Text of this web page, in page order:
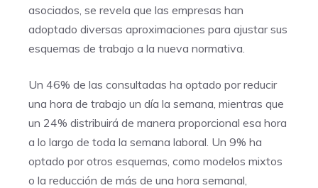
asociados, se revela que las empresas han
adoptado diversas aproximaciones para ajustar sus
esquemas de trabajo a la nueva normativa.
Un 46% de las consultadas ha optado por reducir
una hora de trabajo un día la semana, mientras que
un 24% distribuirá de manera proporcional esa hora
a lo largo de toda la semana laboral. Un 9% ha
optado por otros esquemas, como modelos mixtos
o la reducción de más de una hora semanal,